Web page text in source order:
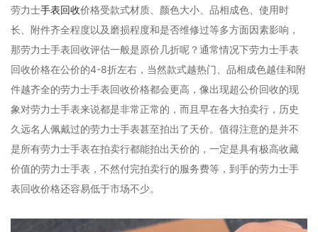
劳力士手表回收价格受款式材质、颜色大小、品相成色、使用时
长、附件齐全程度以及磨损程度和是否维修过等多方面因素影响，
那劳力士手表回收评估一般是原价几折呢？通常情况下劳力士手表
回收价格在公价的4-8折左右，当然款式越热门、品相成色越佳和附
件越齐全的劳力士手表回收价格都会更高，像出现超公价回收的现
象对劳力士手表来说都是非常正常的，而且早在各大拍卖行，历史
久远名人佩戴过的劳力士手表甚至拍出了天价。值得注意的是并不
是所有劳力士手表在拍卖行都能拍出天价的，一定是具有极高收藏
价值的劳力士手表，不然付完拍卖行的服务费等，到手的劳力士手
表回收价格还容易低于市场不少。